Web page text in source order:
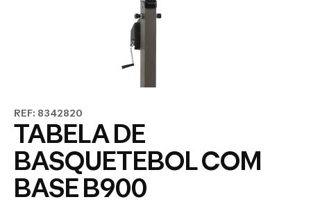
REF: 8342820
TABELA DE
BASQUETEBOL COM
BASE B900